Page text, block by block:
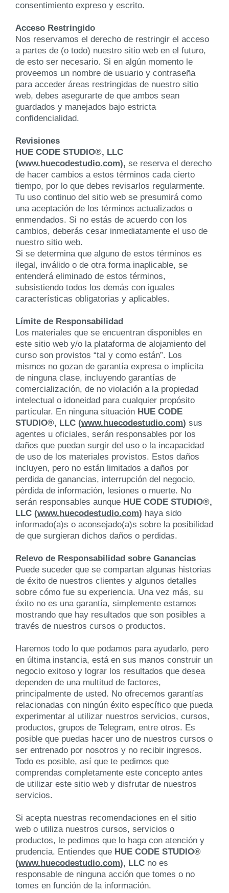
consentimiento expreso y escrito.
Acceso Restringido
Nos reservamos el derecho de restringir el acceso
a partes de (o todo) nuestro sitio web en el futuro,
de esto ser necesario. Si en algún momento le
proveemos un nombre de usuario y contraseña
para acceder áreas restringidas de nuestro sitio
web, debes asegurarte de que ambos sean
guardados y manejados bajo estricta
confidencialidad.
Revisiones
HUE CODE STUDIO®, LLC
(www.huecodestudio.com), se reserva el derecho
de hacer cambios a estos términos cada cierto
tiempo, por lo que debes revisarlos regularmente.
Tu uso continuo del sitio web se presumirá como
una aceptación de los términos actualizados o
enmendados. Si no estás de acuerdo con los
cambios, deberás cesar inmediatamente el uso de
nuestro sitio web.
Si se determina que alguno de estos términos es
ilegal, inválido o de otra forma inaplicable, se
entenderá eliminado de estos términos,
subsistiendo todos los demás con iguales
características obligatorias y aplicables.
Límite de Responsabilidad
Los materiales que se encuentran disponibles en
este sitio web y/o la plataforma de alojamiento del
curso son provistos “tal y como están”. Los
mismos no gozan de garantía expresa o implícita
de ninguna clase, incluyendo garantías de
comercialización, de no violación a la propiedad
intelectual o idoneidad para cualquier propósito
particular. En ninguna situación HUE CODE
STUDIO®, LLC (www.huecodestudio.com) sus
agentes u oficiales, serán responsables por los
daños que puedan surgir del uso o la incapacidad
de uso de los materiales provistos. Estos daños
incluyen, pero no están limitados a daños por
perdida de ganancias, interrupción del negocio,
pérdida de información, lesiones o muerte. No
serán responsables aunque HUE CODE STUDIO®,
LLC (www.huecodestudio.com) haya sido
informado(a)s o aconsejado(a)s sobre la posibilidad
de que surgieran dichos daños o perdidas.
Relevo de Responsabilidad sobre Ganancias
Puede suceder que se compartan algunas historias
de éxito de nuestros clientes y algunos detalles
sobre cómo fue su experiencia. Una vez más, su
éxito no es una garantía, simplemente estamos
mostrando que hay resultados que son posibles a
través de nuestros cursos o productos.
Haremos todo lo que podamos para ayudarlo, pero
en última instancia, está en sus manos construir un
negocio exitoso y lograr los resultados que desea
dependen de una multitud de factores,
principalmente de usted. No ofrecemos garantías
relacionadas con ningún éxito específico que pueda
experimentar al utilizar nuestros servicios, cursos,
productos, grupos de Telegram, entre otros. Es
posible que puedas hacer uno de nuestros cursos o
ser entrenado por nosotros y no recibir ingresos.
Todo es posible, así que te pedimos que
comprendas completamente este concepto antes
de utilizar este sitio web y disfrutar de nuestros
servicios.
Si acepta nuestras recomendaciones en el sitio
web o utiliza nuestros cursos, servicios o
productos, le pedimos que lo haga con atención y
prudencia. Entiendes que HUE CODE STUDIO®
(www.huecodestudio.com), LLC no es
responsable de ninguna acción que tomes o no
tomes en función de la información.